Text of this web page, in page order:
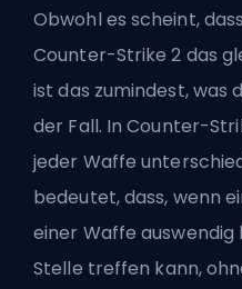
Obwohl es scheint,
Counter-Strike 2 das
ist das zumindest, was
der Fall. In Counter-
jeder Waffe
bedeutet, dass, wenn
einer Waffe
Stelle treffen kann,